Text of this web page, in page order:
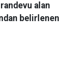
alan
belirlenen